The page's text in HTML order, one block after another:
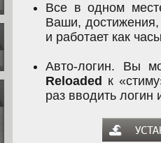
Все в одном
Ваши,
и работает как
Авто-логин. Вы
Reloaded к
раз вводить логин